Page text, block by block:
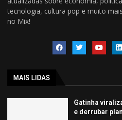
tecnologia, cultura pop e muito
no Mix!
MAIS LIDAS
Gatinha
e derrubar